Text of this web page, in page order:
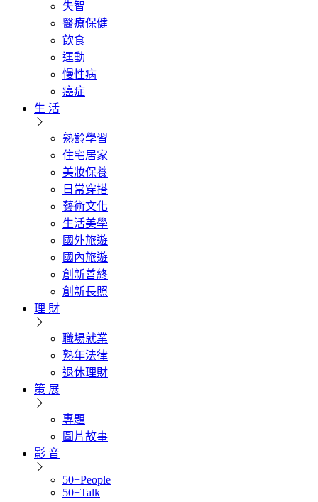
失智
醫療保健
飲食
運動
慢性病
癌症
生 活
熟齡學習
住宅居家
美妝保養
日常穿搭
藝術文化
生活美學
國外旅遊
國內旅遊
創新善終
創新長照
理 財
職場就業
熟年法律
退休理財
策 展
專題
圖片故事
影 音
50+People
50+Talk